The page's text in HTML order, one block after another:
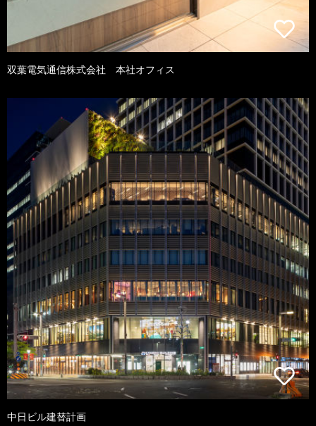
双葉電気通信株式会社 本社オフィス
中日ビル建替計画